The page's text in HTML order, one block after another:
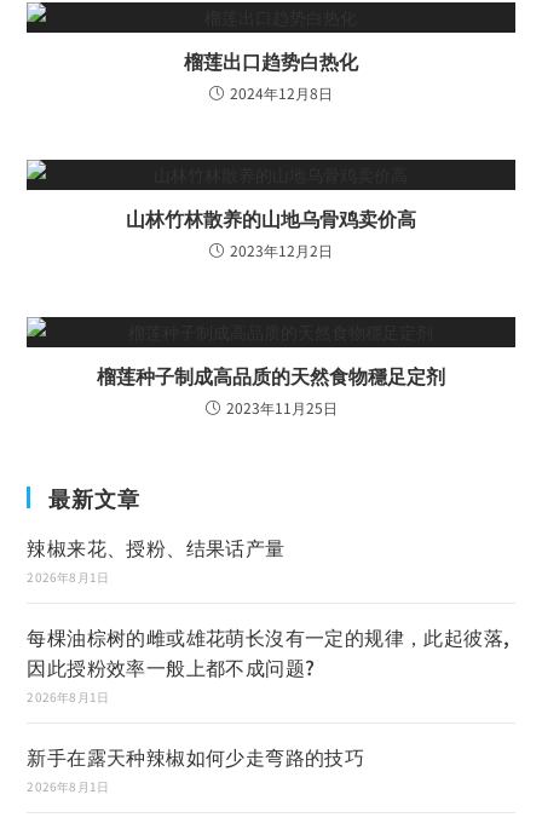
榴莲出口趋势白热化
2024年12月8日
山林竹林散养的山地乌骨鸡卖价高
2023年12月2日
榴莲种子制成高品质的天然食物穩足定剂
2023年11月25日
最新文章
辣椒来花、授粉、结果话产量
2026年8月1日
每棵油棕树的雌或雄花萌长沒有一定的规律，此起彼落,
因此授粉效率一般上都不成问题?
2026年8月1日
新手在露天种辣椒如何少走弯路的技巧
2026年8月1日